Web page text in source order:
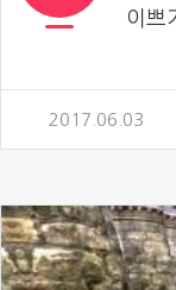
2017.06.03